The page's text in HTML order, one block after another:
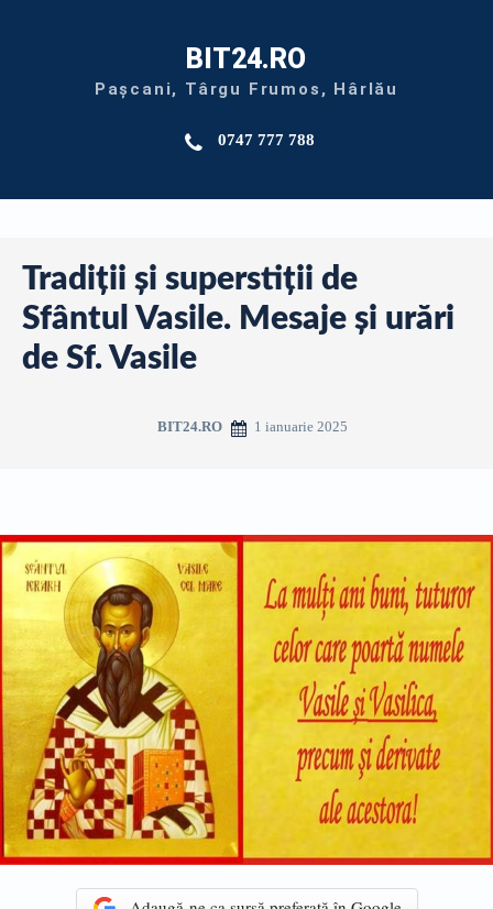
BIT24.RO
Pașcani, Târgu Frumos, Hârlău
0747 777 788
Tradiții și superstiții de
Sfântul Vasile. Mesaje și urări
de Sf. Vasile
BIT24.RO 1 ianuarie 2025